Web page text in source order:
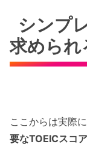
シンプ
求められ
ここからは実際に
要なTOEICスコア